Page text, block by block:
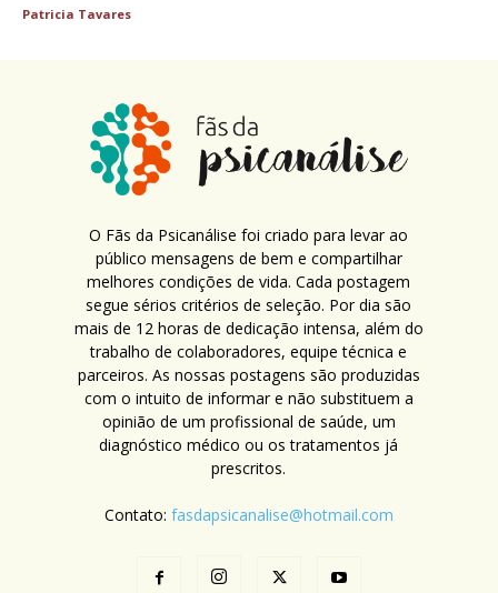
Patricia Tavares
O Fãs da Psicanálise foi criado para levar ao
público mensagens de bem e compartilhar
melhores condições de vida. Cada postagem
segue sérios critérios de seleção. Por dia são
mais de 12 horas de dedicação intensa, além do
trabalho de colaboradores, equipe técnica e
parceiros. As nossas postagens são produzidas
com o intuito de informar e não substituem a
opinião de um profissional de saúde, um
diagnóstico médico ou os tratamentos já
prescritos.
Contato: fasdapsicanalise@hotmail.com